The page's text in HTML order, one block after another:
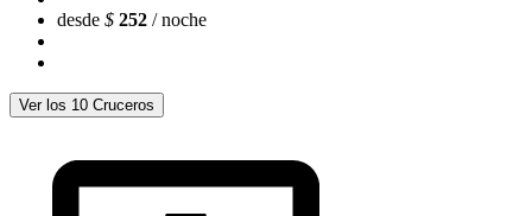
desde $ 252 / noche
Ver los 10 Cruceros